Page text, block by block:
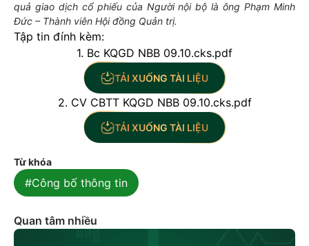
quả giao dịch cổ phiếu của Người nội bộ là ông Phạm Minh
Đức – Thành viên Hội đồng Quản trị.
Tập tin đính kèm:
1. Bc KQGD NBB 09.10.cks.pdf
TẢI XUỐNG TÀI LIỆU
2. CV CBTT KQGD NBB 09.10.cks.pdf
TẢI XUỐNG TÀI LIỆU
Từ khóa
#Công bố thông tin
Quan tâm nhiều